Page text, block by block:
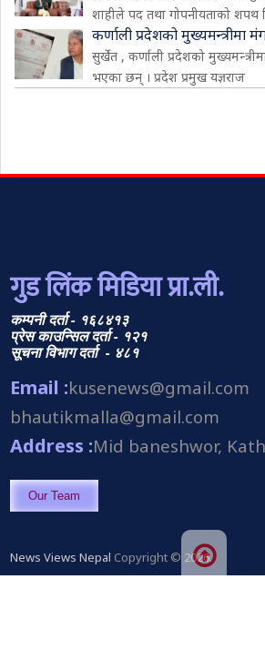
शाहीले पद तथा गोपनीयताको शपथ
कर्णाली प्रदेशको मुख्यमन्त्रीमा
सुर्खेत , कर्णाली प्रदेशको
भएका छन् । प्रदेश प्रमुख यज्ञराज
गुड लिंक मिडिया प्रा.ली.
कम्पनी दर्ता - १६८४१३
प्रेस काउन्सिल दर्ता - १२१
सूचना विभाग दर्ता - ४८१
Email :kusenews@gmail.com
bhautikmalla@gmail.com
Address :Mid baneshwor,
Our Team
News Views Nepal Copyright © 2026.